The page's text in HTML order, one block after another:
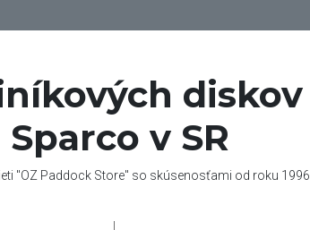
diskov
v SR
"OZ Paddock Store" so skúsenosťami od roku 1996.